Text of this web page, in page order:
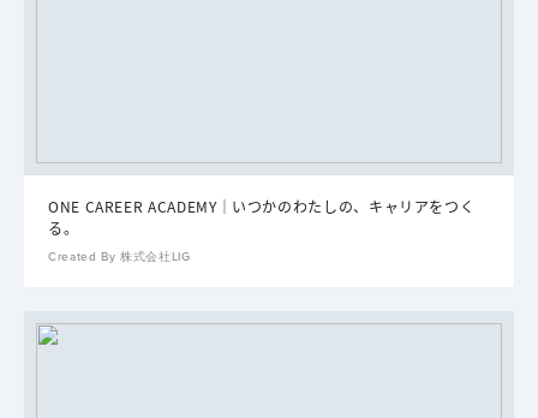
ONE CAREER ACADEMY｜いつかのわたしの、キャリアをつく
る。
Created By 株式会社LIG